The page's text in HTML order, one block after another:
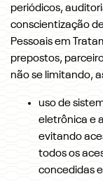
periódicos,
conscientização
Pessoais em
prepostos,
não se limitando,
uso de
eletrônica e
evitando
todos os
concedidas